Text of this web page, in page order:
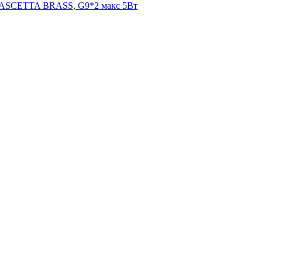
BRASS, G9*2 макс 5Вт